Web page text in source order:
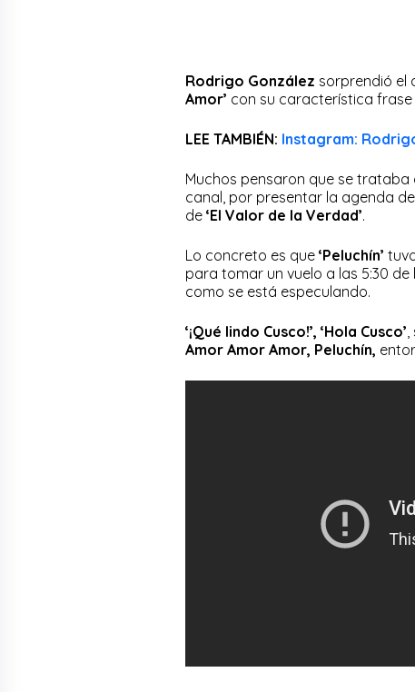
Rodrigo González sorprendió el
Amor’ con su característica frase
LEE TAMBIÉN: Instagram:
Muchos pensaron que se
canal, por presentar la agenda de
de ‘El Valor de la Verdad’.
Lo concreto es que ‘Peluchín’
para tomar un vuelo a las 5:30
como se está especulando.
‘¡Qué lindo Cusco!’, ‘Hola Cusco’
Amor Amor Amor, Peluchín,